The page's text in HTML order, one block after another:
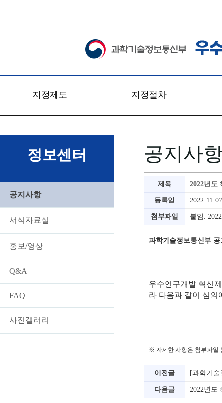
지정제도
개요
문의처
찾아오시는 길
지정절차
신청접수
심사절차
심사방법
심사기준
정보센터
공지사항
서식자료실
홍보/영상
Q&A
FAQ
사진갤러리
공지사
제목 2022년도
등록일 2022-11-07
첨부파일 붙임.
과학기술정보통신부 공
우수연구개발 혁신
라 다음과 같이 심의
※ 자세한 사항은 첨부파일
이전글 [과학기
다음글 2022년도